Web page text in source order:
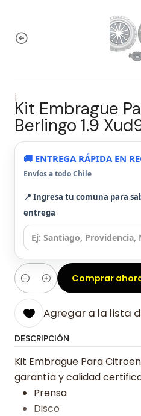
|
Kit Embrague
Berlingo 1.9
🚚 ENTREGA RÁPIDA EN
Envíos a todo Chile
📍 Ingresa tu comuna para
entrega
Cantidad
Comprar
Agregar a la lista
DESCRIPCIÓN
Kit Embrague Para
garantía y calidad
Prensa
Disco